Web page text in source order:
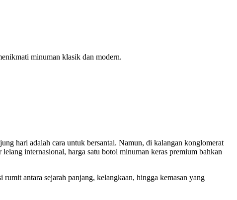
minuman klasik dan modern.
hari adalah cara untuk bersantai. Namun, di kalangan konglomerat
internasional, harga satu botol minuman keras premium bahkan
antara sejarah panjang, kelangkaan, hingga kemasan yang